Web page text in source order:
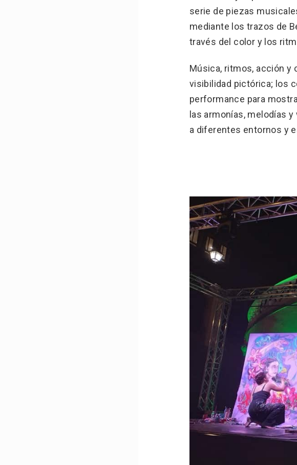
serie de piezas
mediante los trazos de
través del color y los
Música, ritmos, acción y
visibilidad pictórica; los
performance para
las armonías, melodías
a diferentes entornos y